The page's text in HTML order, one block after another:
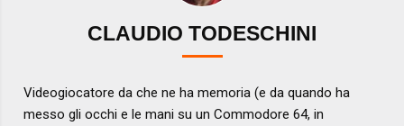
CLAUDIO TODESCHINI
Videogiocatore da che ne ha memoria (e da quando ha
messo gli occhi e le mani su un Commodore 64, in